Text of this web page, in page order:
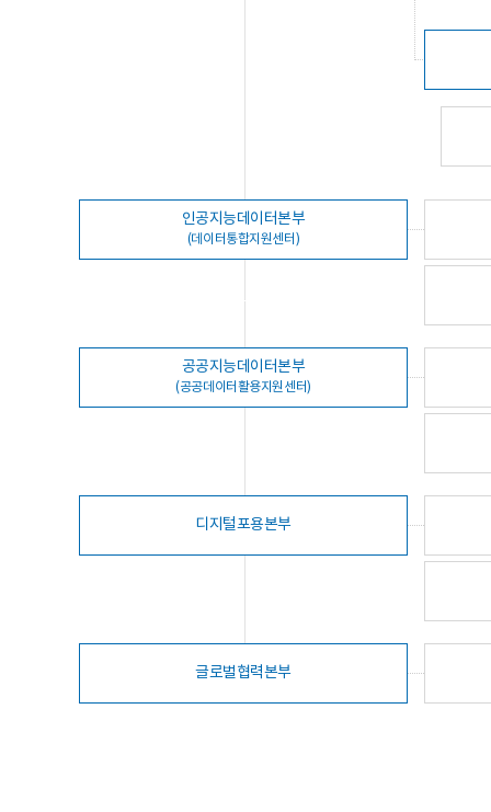
인공지능데이터본부
(데이터통합지원센터)
공공지능데이터본부
(공공데이터활용지원센터)
디지털포용본부
글로벌협력본부